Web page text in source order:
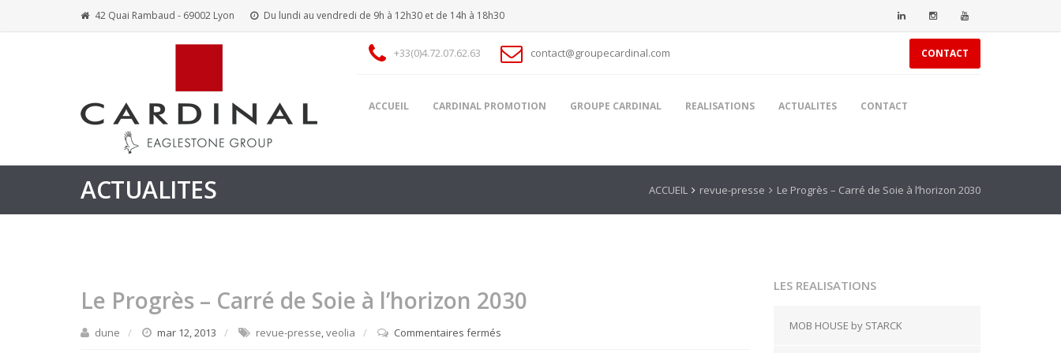
42 Quai Rambaud - 69002 Lyon Du lundi au vendredi de 9h à 12h30 et de 14h à 18h30
+33(0)4.72.07.62.63 contact@groupecardinal.com CONTACT
ACCUEIL CARDINAL PROMOTION GROUPE CARDINAL REALISATIONS ACTUALITES CONTACT
ACTUALITES ACCUEIL revue-presse Le Progrès – Carré de Soie à l’horizon 2030
Le Progrès – Carré de Soie à l’horizon 2030
dune mar 12, 2013 revue-presse,veolia Commentaires fermés
LES REALISATIONS
MOB HOUSE by STARCK